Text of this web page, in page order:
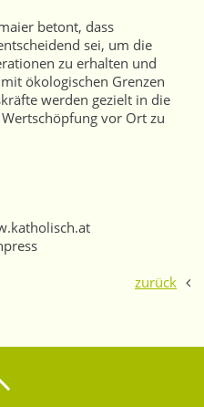
betont, dass
sei, um die
zu erhalten und
ökologischen Grenzen
werden gezielt in die
vor Ort zu
zurück